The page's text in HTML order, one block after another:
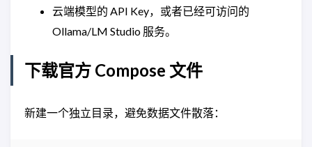
云端模型的 API Key，或者已经可访问的
Ollama/LM Studio 服务。
下载官方 Compose 文件
新建一个独立目录，避免数据文件散落：